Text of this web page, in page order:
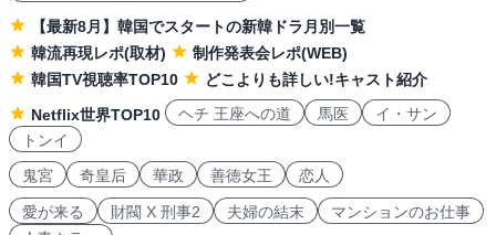
【最新8月】韓国でスタートの新韓ドラ月別一覧
韓流再現レポ(取材)
制作発表会レポ(WEB)
韓国TV視聴率TOP10
どこよりも詳しい!キャスト紹介
Netflix世界TOP10
ヘチ 王座への道 馬医
イ・サン
トンイ
鬼宮
奇皇后 華政 善徳女王 恋人
愛が来る 財閥 X 刑事2 夫婦の結末
マンションのお仕事